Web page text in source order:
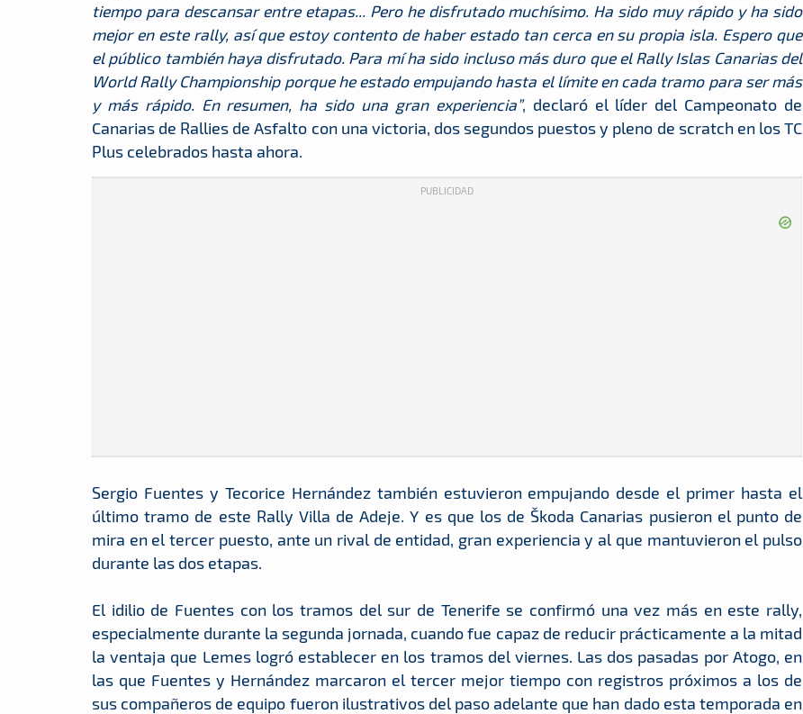
tiempo para descansar entre etapas... Pero he disfrutado muchísimo. Ha sido muy rápido y ha sido
mejor en este rally, así que estoy contento de haber estado tan cerca en su propia isla. Espero que
el público también haya disfrutado. Para mí ha sido incluso más duro que el Rally Islas Canarias del
World Rally Championship porque he estado empujando hasta el límite en cada tramo para ser más
y más rápido. En resumen, ha sido una gran experiencia”, declaró el líder del Campeonato de
Canarias de Rallies de Asfalto con una victoria, dos segundos puestos y pleno de scratch en los TC
Plus celebrados hasta ahora.
PUBLICIDAD
Sergio Fuentes y Tecorice Hernández también estuvieron empujando desde el primer hasta el
último tramo de este Rally Villa de Adeje. Y es que los de Škoda Canarias pusieron el punto de
mira en el tercer puesto, ante un rival de entidad, gran experiencia y al que mantuvieron el pulso
durante las dos etapas.
El idilio de Fuentes con los tramos del sur de Tenerife se confirmó una vez más en este rally,
especialmente durante la segunda jornada, cuando fue capaz de reducir prácticamente a la mitad
la ventaja que Lemes logró establecer en los tramos del viernes. Las dos pasadas por Atogo, en
las que Fuentes y Hernández marcaron el tercer mejor tiempo con registros próximos a los de
sus compañeros de equipo fueron ilustrativos del paso adelante que han dado esta temporada en